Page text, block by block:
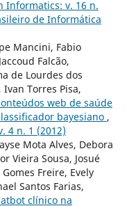
Informatics: v. 16 n.
de Informática
Mancini, Fabio
Falcão,
de Lourdes dos
Torres Pisa,
web de saúde
bayesiano ,
4 n. 1 (2012)
Mota Alves, Debora
Vieira Sousa, Josué
Freire, Evely
Santos Farias,
clínico na